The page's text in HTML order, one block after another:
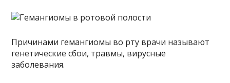
Причинами гемангиомы во рту врачи называют
генетические сбои, травмы, вирусные
заболевания.